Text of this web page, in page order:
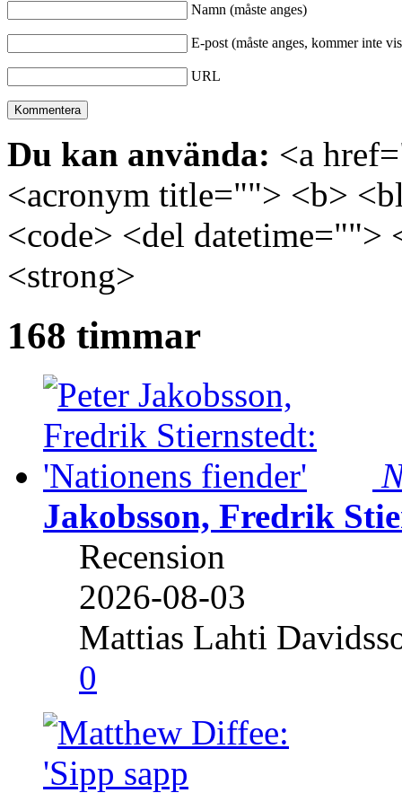
Namn (måste anges)
E-post (måste anges, kommer inte
URL
Du kan använda: <a
<acronym title=""> <b>
<code> <del
<strong>
168 timmar
Jakobsson, Fredrik
Recension
2026-08-03
Mattias Lahti
0